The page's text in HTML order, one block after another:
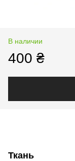
В наличии
400 ₴
Ткань